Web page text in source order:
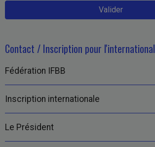
Valider
Contact / Inscription pour l'international
Fédération IFBB
Inscription internationale
Le Président